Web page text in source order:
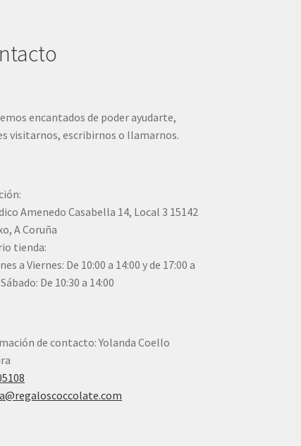
encantados de poder ayudarte,
visitarnos, escribirnos o llamarnos.
Amenedo Casabella 14, Local 3 15142
A Coruña
tienda:
a Viernes: De 10:00 a 14:00 y de 17:00 a
De 10:30 a 14:00
de contacto: Yolanda Coello